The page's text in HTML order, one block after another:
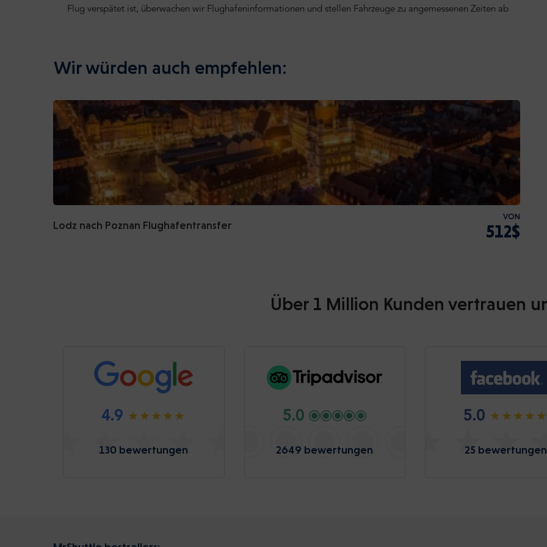
Flug verspätet ist, überwachen wir Flughafeninformationen und stellen Fahrzeuge zu angemessenen Zeiten ab
Wir würden auch empfehlen:
Lodz nach Poznan Flughafentransfer
VON
512$
Über 1 Million Kunden vertrauen
4.9
130 bewertungen
5.0
2649 bewertungen
5.0
25 bewertungen